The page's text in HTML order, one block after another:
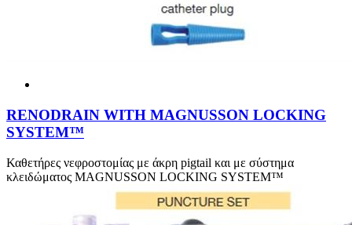
RENODRAIN WITH MAGNUSSON LOCKING
SYSTEM™
Καθετήρες νεφροστομίας με άκρη pigtail και με σύστημα
κλειδώματος MAGNUSSON LOCKING SYSTEM™